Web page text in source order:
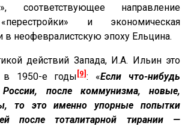
соответствующее направление
и экономическая
в неофевралистскую эпоху Ельцина.
действий Запада, И.А. Ильин это
1950-е годы [9]: «Если что-нибудь
после коммунизма, новые,
то это именно упорные попытки
после тоталитарной тирании —